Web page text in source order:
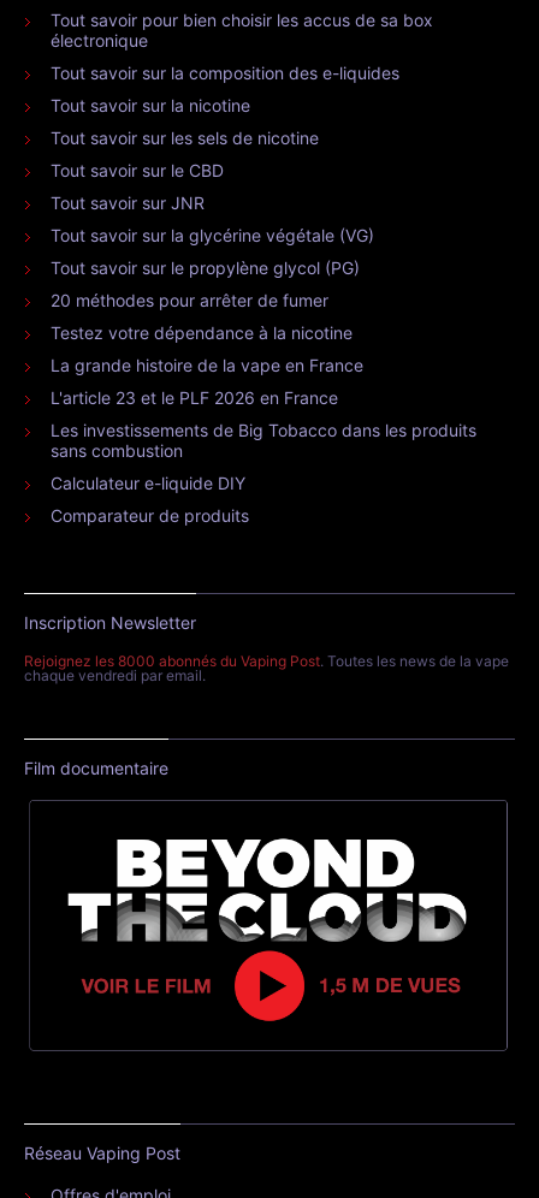
Tout savoir pour bien choisir les accus de sa box
électronique
Tout savoir sur la composition des e-liquides
Tout savoir sur la nicotine
Tout savoir sur les sels de nicotine
Tout savoir sur le CBD
Tout savoir sur JNR
Tout savoir sur la glycérine végétale (VG)
Tout savoir sur le propylène glycol (PG)
20 méthodes pour arrêter de fumer
Testez votre dépendance à la nicotine
La grande histoire de la vape en France
L'article 23 et le PLF 2026 en France
Les investissements de Big Tobacco dans les produits
sans combustion
Calculateur e-liquide DIY
Comparateur de produits
Inscription Newsletter
Rejoignez les 8000 abonnés du Vaping Post. Toutes les news de la vape
chaque vendredi par email.
Film documentaire
Réseau Vaping Post